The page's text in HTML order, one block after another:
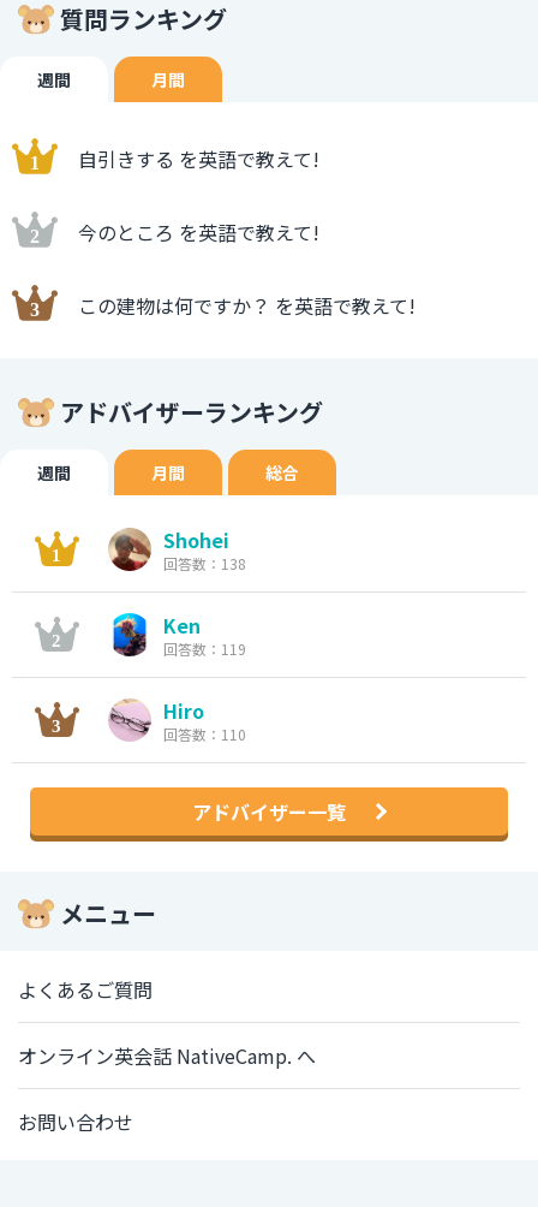
質問ランキング
週間 月間
自引きする を英語で教えて!
今のところ を英語で教えて!
この建物は何ですか？ を英語で教えて!
アドバイザーランキング
週間 月間 総合
Shohei
回答数：138
Ken
回答数：119
Hiro
回答数：110
アドバイザー一覧
メニュー
よくあるご質問
オンライン英会話 NativeCamp. へ
お問い合わせ